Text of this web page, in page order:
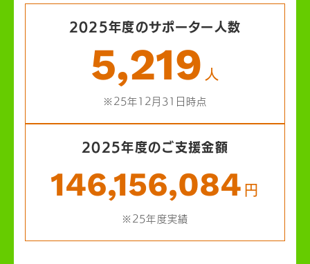
2025年度のサポーター人数
5,219 人
※25年12月31日時点
2025年度のご支援金額
146,156,084 円
※25年度実績